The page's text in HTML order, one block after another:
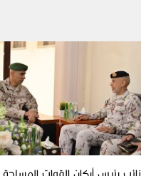
نائب رئيس أركان القوات المسلحة